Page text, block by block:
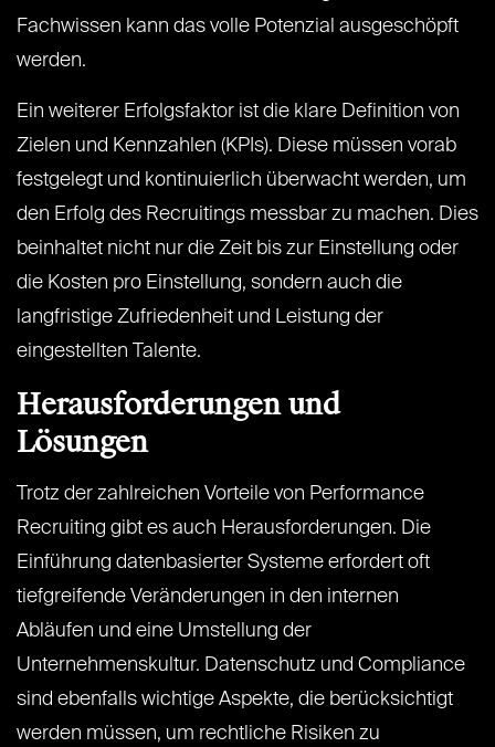
Fachwissen kann das volle Potenzial ausgeschöpft
werden.
Ein weiterer Erfolgsfaktor ist die klare Definition von
Zielen und Kennzahlen (KPIs). Diese müssen vorab
festgelegt und kontinuierlich überwacht werden, um
den Erfolg des Recruitings messbar zu machen. Dies
beinhaltet nicht nur die Zeit bis zur Einstellung oder
die Kosten pro Einstellung, sondern auch die
langfristige Zufriedenheit und Leistung der
eingestellten Talente.
Herausforderungen und
Lösungen
Trotz der zahlreichen Vorteile von Performance
Recruiting gibt es auch Herausforderungen. Die
Einführung datenbasierter Systeme erfordert oft
tiefgreifende Veränderungen in den internen
Abläufen und eine Umstellung der
Unternehmenskultur. Datenschutz und Compliance
sind ebenfalls wichtige Aspekte, die berücksichtigt
werden müssen, um rechtliche Risiken zu